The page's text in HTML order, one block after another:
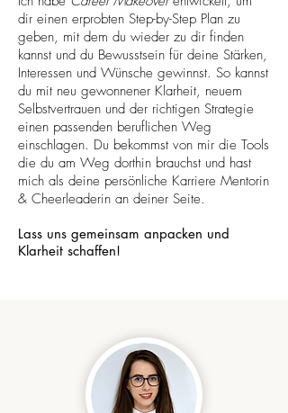
dir einen erprobten Step-by-Step Plan zu
geben, mit dem du wieder zu dir finden
kannst und du Bewusstsein für deine Stärken,
Interessen und Wünsche gewinnst. So kannst
du mit neu gewonnener Klarheit, neuem
Selbstvertrauen und der richtigen Strategie
einen passenden beruflichen Weg
einschlagen. Du bekommst von mir die Tools
die du am Weg dorthin brauchst und hast
mich als deine persönliche Karriere Mentorin
& Cheerleaderin an deiner Seite.
Lass uns gemeinsam anpacken und
Klarheit schaffen!